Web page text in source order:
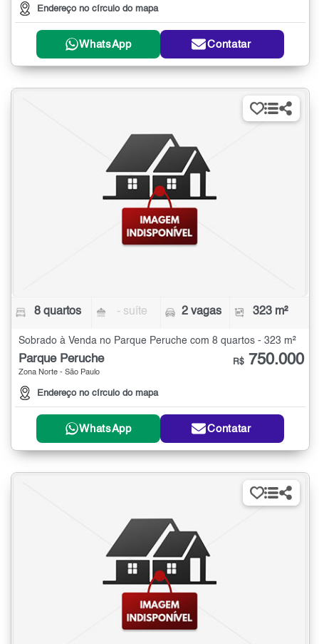
Endereço no círculo do mapa
WhatsApp Contatar
8 quartos - suíte 2 vagas 323 m²
Sobrado à Venda no Parque Peruche com 8 quartos - 323 m²
Parque Peruche
Zona Norte - São Paulo
Endereço no círculo do mapa
R$ 750.000
WhatsApp Contatar